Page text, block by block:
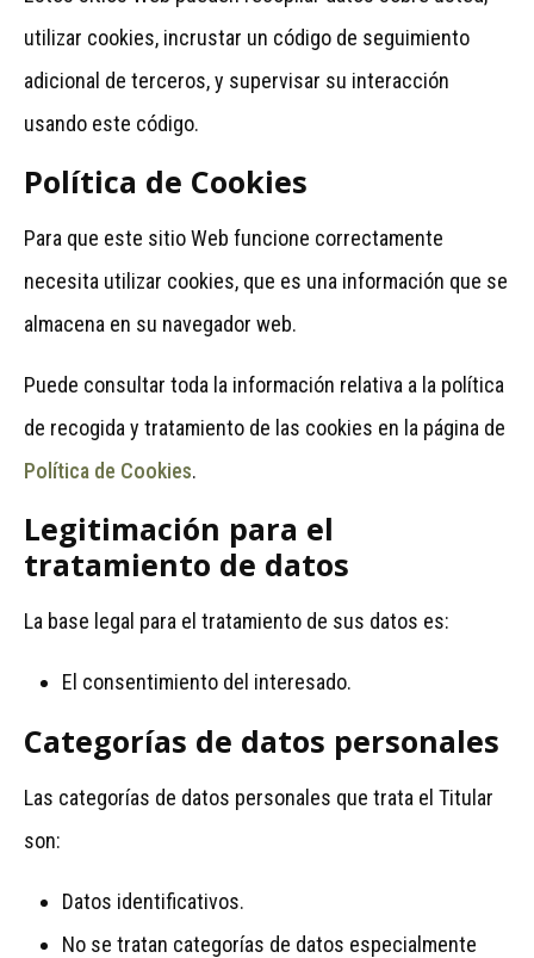
utilizar cookies, incrustar un código de seguimiento
adicional de terceros, y supervisar su interacción
usando este código.
Política de Cookies
Para que este sitio Web funcione correctamente
necesita utilizar cookies, que es una información que se
almacena en su navegador web.
Puede consultar toda la información relativa a la política
de recogida y tratamiento de las cookies en la página de
Política de Cookies.
Legitimación para el
tratamiento de datos
La base legal para el tratamiento de sus datos es:
El consentimiento del interesado.
Categorías de datos personales
Las categorías de datos personales que trata el Titular
son:
Datos identificativos.
No se tratan categorías de datos especialmente